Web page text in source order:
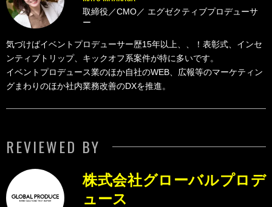
取締役／CMO／ エグゼクティブプロデューサ
ー
気づけばイベントプロデューサー歴15年以上、、！表彰式、インセ
ンティブトリップ、キックオフ系案件が特に多いです。
イベントプロデュース業のほか自社のWEB、広報等のマーケティン
グまわりのほか社内業務改善のDXを推進。
REVIEWED BY
株式会社グローバルプロデ
ュース